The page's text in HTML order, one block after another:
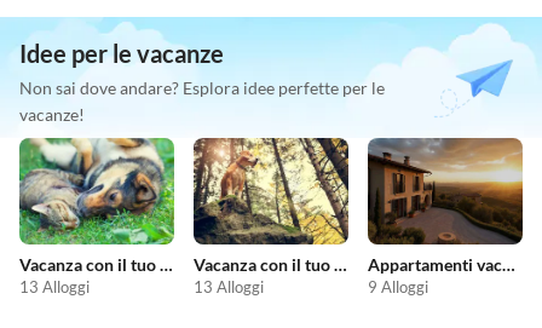
Idee per le vacanze
Non sai dove andare? Esplora idee perfette per le
vacanze!
Vacanza con il tuo animale domestico
13 Alloggi
Vacanza con il tuo cane
13 Alloggi
Appartamenti vacanze economici
9 Alloggi